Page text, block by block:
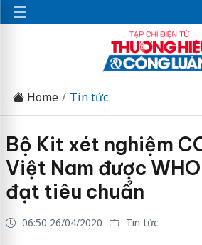
Home Tin tức
Bộ Kit xét nghiệm
Việt Nam được
đạt tiêu chuẩn
06:50 26/04/2020 Tin tức